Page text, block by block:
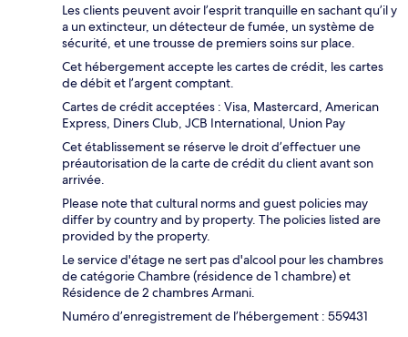
Les clients peuvent avoir l’esprit tranquille en sachant qu’il y
a un extincteur, un détecteur de fumée, un système de
sécurité, et une trousse de premiers soins sur place.
Cet hébergement accepte les cartes de crédit, les cartes
de débit et l’argent comptant.
Cartes de crédit acceptées : Visa, Mastercard, American
Express, Diners Club, JCB International, Union Pay
Cet établissement se réserve le droit d’effectuer une
préautorisation de la carte de crédit du client avant son
arrivée.
Please note that cultural norms and guest policies may
differ by country and by property. The policies listed are
provided by the property.
Le service d'étage ne sert pas d'alcool pour les chambres
de catégorie Chambre (résidence de 1 chambre) et
Résidence de 2 chambres Armani.
Numéro d’enregistrement de l’hébergement : 559431